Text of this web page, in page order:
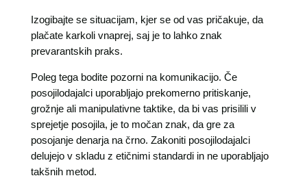
Izogibajte se situacijam, kjer se od vas pričakuje, da
plačate karkoli vnaprej, saj je to lahko znak
prevarantskih praks.
Poleg tega bodite pozorni na komunikacijo. Če
posojilodajalci uporabljajo prekomerno pritiskanje,
grožnje ali manipulativne taktike, da bi vas prisilili v
sprejetje posojila, je to močan znak, da gre za
posojanje denarja na črno. Zakoniti posojilodajalci
delujejo v skladu z etičnimi standardi in ne uporabljajo
takšnih metod.